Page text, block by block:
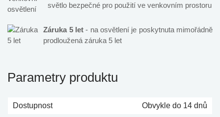
světlo bezpečné pro použití ve venkovním prostoru
Záruka 5 let - na osvětlení je poskytnuta mimořádně
prodloužená záruka 5 let
Parametry produktu
Dostupnost
Obvykle do 14 dnů